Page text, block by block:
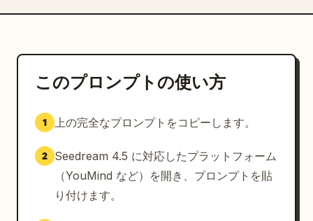
このプロンプトの使い方
1 上の完全なプロンプトをコピーします。
2
Seedream 4.5 に対応したプラットフォーム
（YouMind など）を開き、プロンプトを貼
り付けます。